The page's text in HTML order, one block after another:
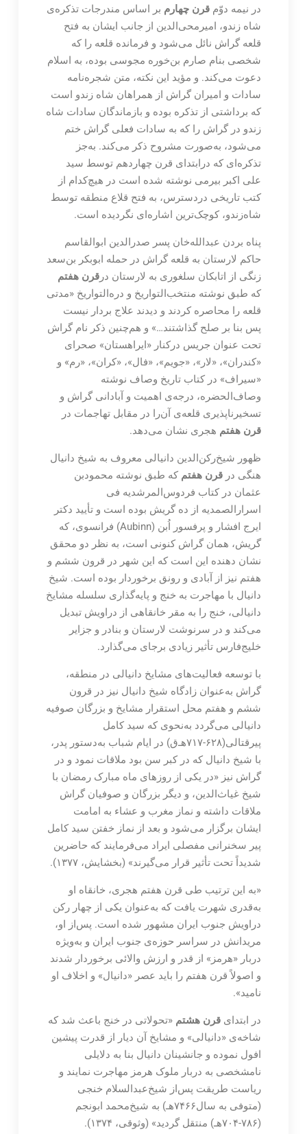
در نیمه دوّم قرن چهارم بر اساس مندرجات تذکره‌ی
شاه زندو، امیرمحی‌الدین از جانب ایشان به فتح
قلعه گراش نائل می‌شود و فرمانده قلعه را که
شخصی بنام صارم بن‌خوره مجوسی بوده، به اسلام
دعوت می‌کند. و مؤید این نکته، متن شجره‌نامه
سادات و امیران گراش از همراهان شاه زندو است
که برداشتی از تذکره بوده و بازماندگان سادات شاه
زندو در گراش را که به سادات فعلی گراش ختم
می‌شود، به‌صورت مشروح ذکر می‌کند. به‌جز
تذکره‌ای که درابتدای قرن چهاردهم توسط سید
علی اکبر بیرمی نوشته شده است در هیچ‌کدام از
کتب تاریخی دردسترس، به فتح قلاع منطقه توسط
شاه‌زندو، کوچک‌ترین اشاره‌ای نگردیده است.
پناه بردن عبدالله‌خان پسر صدرالدین ابوالقاسم
حاکم لارستان به قلعه گراش در حمله ابوبکر بن‌سعد
زنگی از اتابکان سلغوری به لارستان درقرن هفتم
که طبق نوشته منتخب‌التواریخ و دره‌التواریخ «مدتی
قلعه را محاصره کردند و دیدند علاج بردار نیست
پس بنا بر صلح گذاشتند…» و هم‌چنین ذکر نام گراش
تحت عنوان جریس درکنار «ایراهستان» صحرای
«کندران»، «لار»، «جویم»، «فال»، «کران»، «رم» و
«سیراف» در کتاب تاریخ وصاف نوشته
وصاف‌الحضره، درجه‌ی اهمیت و آبادانی گراش و
تسخیرناپذیری قلعه‌ی آن‌را در مقابل تهاجمات در
قرن هفتم هجری نشان می‌دهد.
ظهور شیخ‌رکن‌الدین دانیالی معروف به شیخ دانیال
هنگی در قرن هفتم که طبق نوشته محمودبن
عثمان در کتاب فردوس‌المرشدیه فی
اسرارالصمدیه از ده گریش بوده است و تأیید دکتر
ایرج افشار و پرفسور اُبن (Aubinn) فرانسوی، که
گریش، همان گراش کنونی است، به نظر دو محقق
نشان دهنده این است که این شهر در قرون ششم و
هفتم نیز از آبادی و رونق برخوردار بوده است. شیخ
دانیال با مهاجرت به خنج و پایه‌گذاری سلسله مشایخ
دانیالی، خنج را به مقر خانقاهی از دراویش تبدیل
می‌کند و در سرنوشت لارستان و بنادر و جزایر
خلیج‌فارس تأثیر زیادی برجای می‌گذارد.
با توسعه فعالیت‌های مشایخ دانیالی در منطقه،
گراش به‌عنوان زادگاه شیخ دانیال نیز در قرون
ششم و هفتم محل استقرار مشایخ و بزرگان صوفیه
دانیالی می‌گردد به‌نحوی که سید کامل
پیرقتالی(۶۲۸-۷۱۷هـ‌ق) در ایام شباب به‌دستور پدر،
با شیخ دانیال که در کبر سن بود ملاقات نمود و در
گراش نیز «در یکی از روزهای ماه مبارک رمضان با
شیخ غیاث‌الدین، و دیگر بزرگان و صوفیان گراش
ملاقات داشته و نماز مغرب و عشاء به امامت
ایشان برگزار می‌شود و بعد از نماز خفتن سید کامل
پیر سخنرانی مفصلی ایراد می‌فرمایند که حاضرین
شدیداً تحت تأثیر قرار می‌گیرند» (بخشایش، ۱۳۷۷).
«به این ترتیب طی قرن هفتم هجری، خانقاه او
به‌قدری شهرت یافت که به‌عنوان یکی از چهار رکن
دراویش جنوب ایران مشهور شده است. پس‌از او،
مریدانش در سراسر حوزه‌ی جنوب ایران و به‌ویژه
دربار «هرمز» از قدر و ارزش والائی برخوردار شدند
و اصولاً قرن هفتم را باید عصر «دانیال» و اخلاف او
نامید».
در ابتدای قرن هشتم «تحولاتی در خنج باعث شد که
شاخه‌ی «دانیالی» و مشایخ آن دیار از قدرت پیشین
افول نموده و جانشینان دانیال بنا به دلایلی
نامشخصی به دربار ملوک هرمز مهاجرت نمایند و
ریاست طریقت پس‌از شیخ‌عبدالسلام خنجی
(متوفی به سال۷۴۶۶هـ) به شیخ‌محمد ابونجم
(۷۸۶-۷۰۴هـ) منتقل گردید» (وثوقی، ۱۳۷۴).